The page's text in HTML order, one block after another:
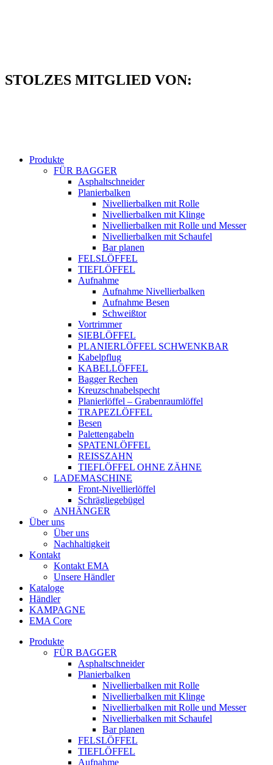
STOLZES MITGLIED VON:
Produkte
FÜR BAGGER
Asphaltschneider
Planierbalken
Nivellierbalken mit Rolle
Nivellierbalken mit Klinge
Nivellierbalken mit Rolle und Messer
Nivellierbalken mit Schaufel
Bar planen
FELSLÖFFEL
TIEFLÖFFEL
Aufnahme
Aufnahme Nivellierbalken
Aufnahme Besen
Schweißtor
Vortrimmer
SIEBLÖFFEL
PLANIERLÖFFEL SCHWENKBAR
Kabelpflug
KABELLÖFFEL
Bagger Rechen
Kreuzschnabelspecht
Planierlöffel – Grabenraumlöffel
TRAPEZLÖFFEL
Besen
Palettengabeln
SPATENLÖFFEL
REISSZAHN
TIEFLÖFFEL OHNE ZÄHNE
LADEMASCHINE
Front-Nivellierlöffel
Schrägliegebügel
ANHÄNGER
Über uns
Über uns
Nachhaltigkeit
Kontakt
Kontakt EMA
Unsere Händler
Kataloge
Händler
KAMPAGNE
EMA Core
Produkte
FÜR BAGGER
Asphaltschneider
Planierbalken
Nivellierbalken mit Rolle
Nivellierbalken mit Klinge
Nivellierbalken mit Rolle und Messer
Nivellierbalken mit Schaufel
Bar planen
FELSLÖFFEL
TIEFLÖFFEL
Aufnahme